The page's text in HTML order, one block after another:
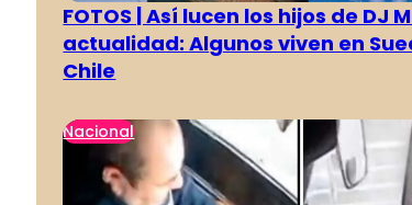
FOTOS | Así lucen los hijos de DJ
actualidad: Algunos viven en
Chile
Nacional